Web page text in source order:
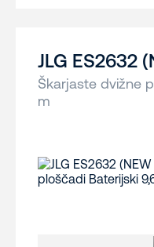
JLG ES2632
Škarjaste dvižne
m